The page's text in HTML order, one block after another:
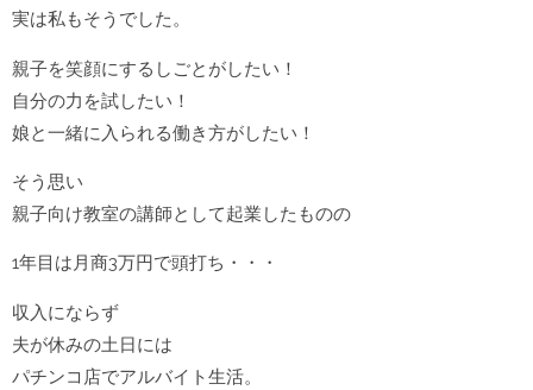
実は私もそうでした。
親子を笑顔にするしごとがしたい！
自分の力を試したい！
娘と一緒に入られる働き方がしたい！
そう思い
親子向け教室の講師として起業したものの
1年目は月商3万円で頭打ち・・・
収入にならず
夫が休みの土日には
パチンコ店でアルバイト生活。